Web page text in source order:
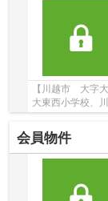
【川越市 大字
大東西小学校、
線沿線のマンシ
会員物件